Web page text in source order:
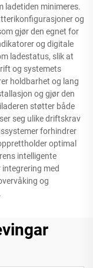
ladetiden minimeres.
og
gjør den egnet for
og digitale
ladestatus, slik at
og systemets
holdbarhet og lang
og gjør den
støtter både
seg ulike driftskrav
forhindrer
optimal
intelligente
med
og